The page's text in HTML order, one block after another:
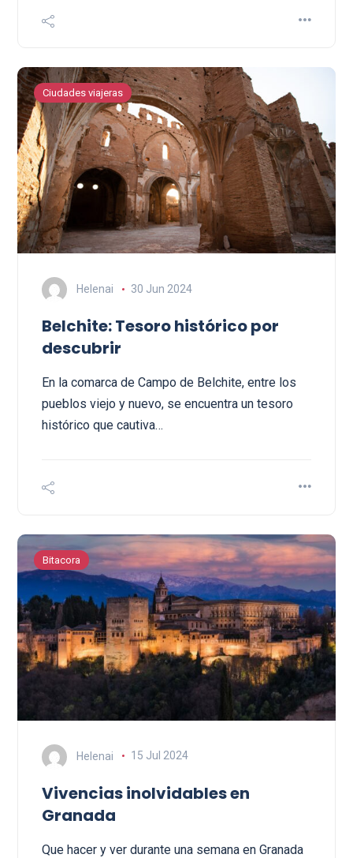
Ciudades viajeras
Helenai 30 Jun 2024
Belchite: Tesoro histórico por
descubrir
En la comarca de Campo de Belchite, entre los
pueblos viejo y nuevo, se encuentra un tesoro
histórico que cautiva…
Bitacora
Helenai 15 Jul 2024
Vivencias inolvidables en
Granada
Que hacer y ver durante una semana en Granada